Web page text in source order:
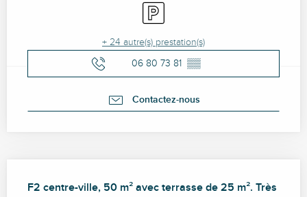
Parking
+ 24 autre(s) prestation(s)
06 80 73 81 ▒▒
Contactez-nous
F2 centre-ville, 50 m² avec terrasse de 25 m². Très